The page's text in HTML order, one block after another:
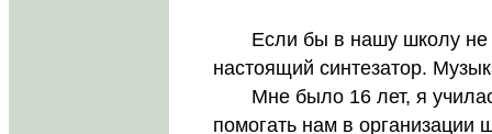
Если бы в нашу школу не
настоящий синтезатор.
Мне было 16 лет, я
помогать нам в